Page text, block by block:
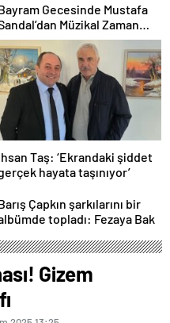
Gecesinde Mustafa
Müzikal Zaman
Taş: ‘Ekrandaki şiddet
hayata taşınıyor’
Çapkın şarkılarını bir
topladı: Fezaya Bak
Gizem